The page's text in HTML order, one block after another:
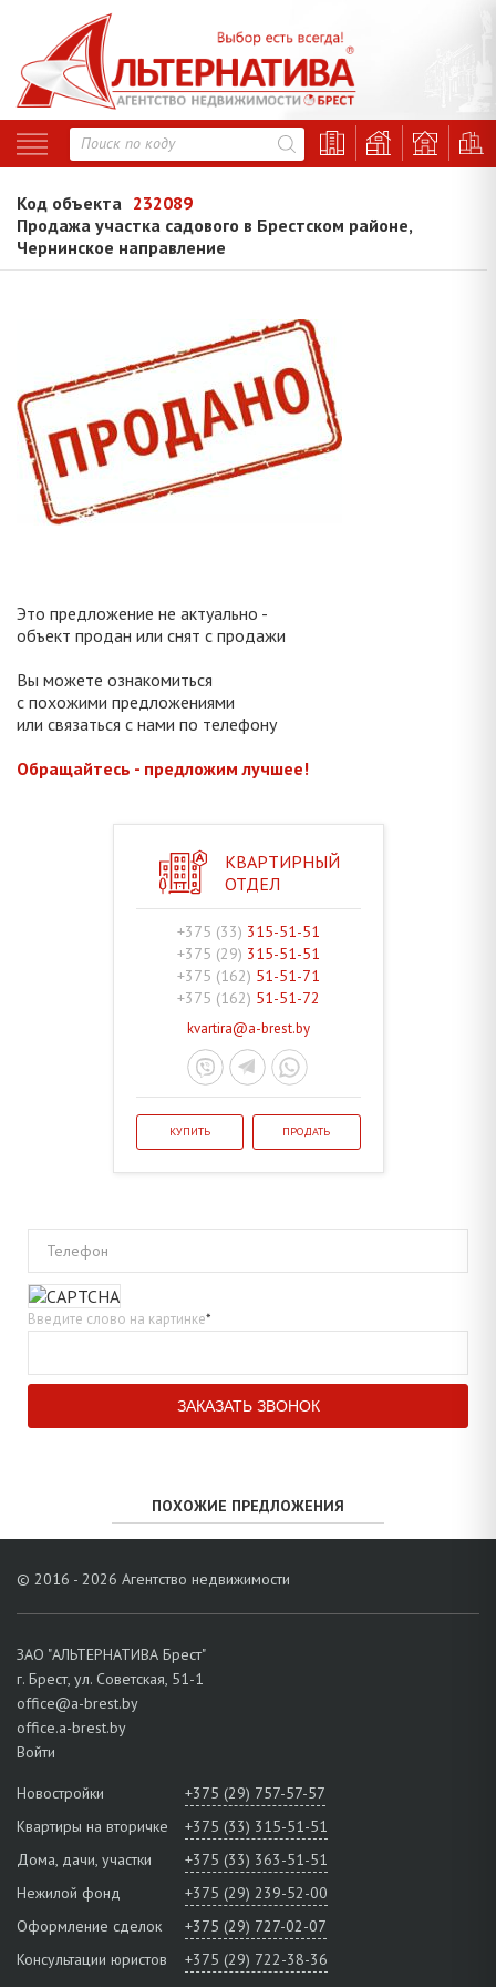
Код объекта 232089
Продажа участка садового в Брестском районе,
Чернинское направление
Это предложение не актуально -
объект продан или снят с продажи
Вы можете ознакомиться
с похожими предложениями
или связаться с нами по телефону
Обращайтесь - предложим лучшее!
КВАРТИРНЫЙ
ОТДЕЛ
+375 (33) 315-51-51
+375 (29) 315-51-51
+375 (162) 51-51-71
+375 (162) 51-51-72
kvartira@a-brest.by
КУПИТЬ ПРОДАТЬ
Телефон
Введите слово на картинке*
ПОХОЖИЕ ПРЕДЛОЖЕНИЯ
© 2016 - 2026 Агентство недвижимости
ЗАО "АЛЬТЕРНАТИВА Брест"
г. Брест, ул. Советская, 51-1
office@a-brest.by
office.a-brest.by
Войти
Новостройки
+375 (29) 757-57-57
Квартиры на вторичке
+375 (33) 315-51-51
Дома, дачи, участки
+375 (33) 363-51-51
Нежилой фонд
+375 (29) 239-52-00
Оформление сделок
+375 (29) 727-02-07
Консультации юристов
+375 (29) 722-38-36